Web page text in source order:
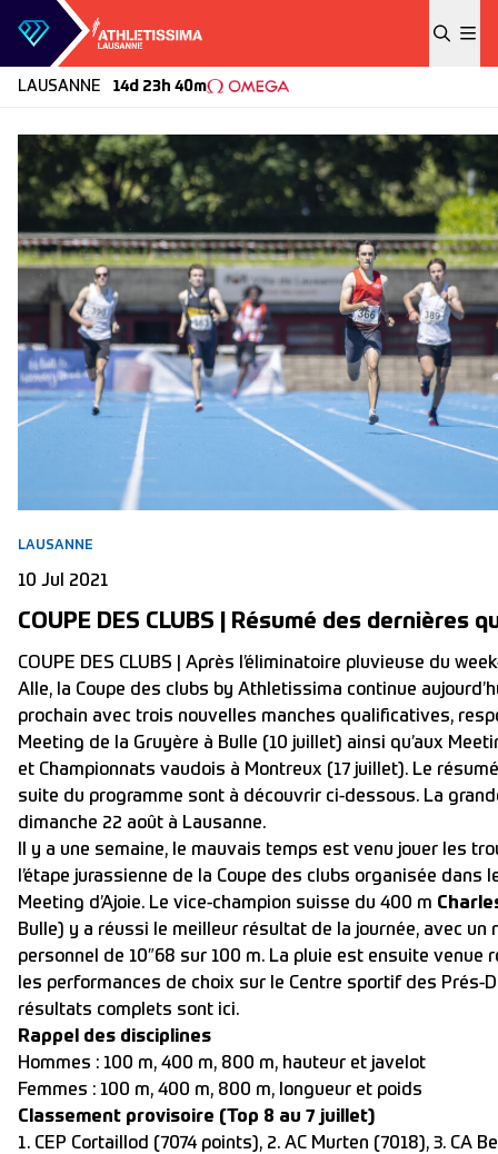
Skip to content
LAUSANNE 14d 23h 40m
LAUSANNE
10 Jul 2021
COUPE DES CLUBS | Résumé des dernières
COUPE DES CLUBS | Après l’éliminatoire pluvieuse du
Alle, la Coupe des clubs by Athletissima continue
prochain avec trois nouvelles manches qualificatives,
Meeting de la Gruyère à Bulle (10 juillet) ainsi qu’aux
et Championnats vaudois à Montreux (17 juillet). Le
suite du programme sont à découvrir ci-dessous. La
dimanche 22 août à Lausanne.
Il y a une semaine, le mauvais temps est venu jouer les
l’étape jurassienne de la Coupe des clubs organisée dans
Meeting d’Ajoie. Le vice-champion suisse du 400 m
Bulle) y a réussi le meilleur résultat de la journée, avec un
personnel de 10″68 sur 100 m. La pluie est ensuite venue
les performances de choix sur le Centre sportif des Prés-
résultats complets sont ici.
Rappel des disciplines
Hommes : 100 m, 400 m, 800 m, hauteur et javelot
Femmes : 100 m, 400 m, 800 m, longueur et poids
Classement provisoire (Top 8 au 7 juillet)
1. CEP Cortaillod (7074 points), 2. AC Murten (7018), 3. CA